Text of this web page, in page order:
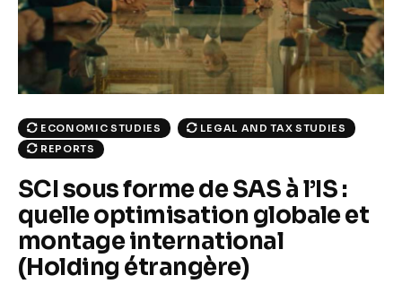
ECONOMIC STUDIES
LEGAL AND TAX STUDIES
REPORTS
SCI sous forme de SAS à l’IS :
quelle optimisation globale et
montage international
(Holding étrangère)